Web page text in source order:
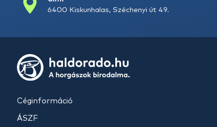
6400 Kiskunhalas, Széchenyi út 49.
Céginformáció
ÁSZF